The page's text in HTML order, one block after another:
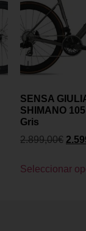
SENSA
SHIMANO
Gris
2.899,00€
Seleccionar